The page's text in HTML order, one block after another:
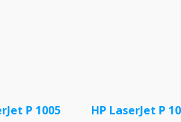
P 1005 HP LaserJet P